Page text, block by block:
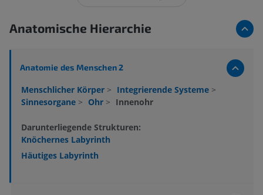
Anatomische Hierarchie
Anatomie des Menschen 2
Menschlicher Körper > Integrierende Systeme >
Sinnesorgane > Ohr > Innenohr
Darunterliegende Strukturen:
Knöchernes Labyrinth
Häutiges Labyrinth